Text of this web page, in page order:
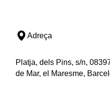
Adreça
Platja, dels Pins, s/n,
de Mar, el Maresme,